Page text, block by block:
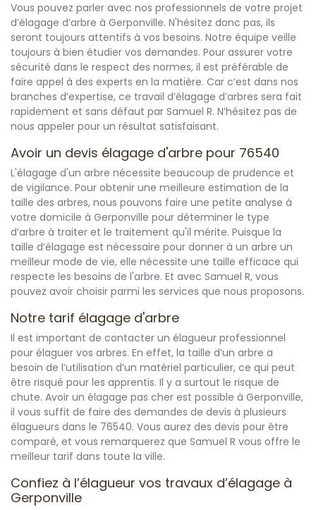
Vous pouvez parler avec nos professionnels de votre projet
d’élagage d’arbre à Gerponville. N'hésitez donc pas, ils
seront toujours attentifs à vos besoins. Notre équipe veille
toujours à bien étudier vos demandes. Pour assurer votre
sécurité dans le respect des normes, il est préférable de
faire appel à des experts en la matière. Car c’est dans nos
branches d’expertise, ce travail d’élagage d’arbres sera fait
rapidement et sans défaut par Samuel R. N’hésitez pas de
nous appeler pour un résultat satisfaisant.
Avoir un devis élagage d'arbre pour 76540
L'élagage d'un arbre nécessite beaucoup de prudence et
de vigilance. Pour obtenir une meilleure estimation de la
taille des arbres, nous pouvons faire une petite analyse à
votre domicile à Gerponville pour déterminer le type
d’arbre à traiter et le traitement qu'il mérite. Puisque la
taille d’élagage est nécessaire pour donner à un arbre un
meilleur mode de vie, elle nécessite une taille efficace qui
respecte les besoins de l'arbre. Et avec Samuel R, vous
pouvez avoir choisir parmi les services que nous proposons.
Notre tarif élagage d'arbre
Il est important de contacter un élagueur professionnel
pour élaguer vos arbres. En effet, la taille d’un arbre a
besoin de l’utilisation d’un matériel particulier, ce qui peut
être risqué pour les apprentis. Il y a surtout le risque de
chute. Avoir un élagage pas cher est possible à Gerponville,
il vous suffit de faire des demandes de devis à plusieurs
élagueurs dans le 76540. Vous aurez des devis pour être
comparé, et vous remarquerez que Samuel R vous offre le
meilleur tarif dans toute la ville.
Confiez à l’élagueur vos travaux d’élagage à
Gerponville